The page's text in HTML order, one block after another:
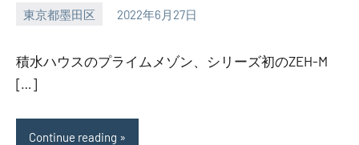
東京都墨田区 2022年6月27日
SEZIMO
積水ハウスのプライムメゾン、シリーズ初のZEH-M
[…]
Continue reading